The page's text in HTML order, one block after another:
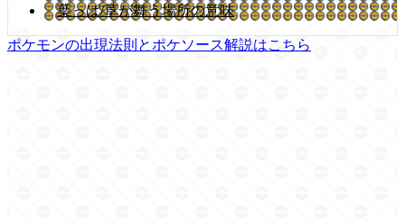
葉っぱ/草が舞う場所の意味
ポケモンの出現法則とポケソース解説はこちら